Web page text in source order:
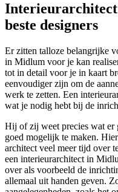
beste designers
Er zitten talloze belangrijke
in Midlum voor je kan
tot in detail voor je in kaart
eenvoudiger zijn om de
werk te zetten. Een
wat je nodig hebt bij de
Hij of zij weet precies wat er
goed mogelijk te maken.
architect veel meer tijd over
een interieurarchitect in
over als voorbeeld de
allemaal uit handen geven.